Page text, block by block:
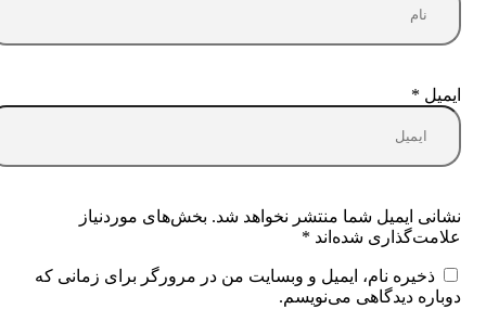
ایمیل*
نشانی ایمیل شما منتشر نخواهد شد.بخش‌های موردنیاز
علامت‌گذاری شده‌اند *
ذخیره نام، ایمیل و وبسایت من در مرورگر برای زمانی که
دوباره دیدگاهی می‌نویسم.